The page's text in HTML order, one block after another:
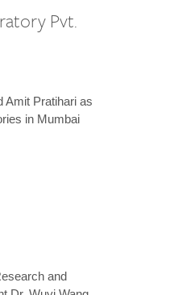
Pvt.
Amit Pratihari as
in Mumbai
and